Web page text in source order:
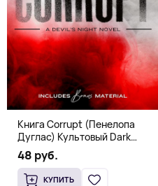
Книга Corrupt (Пенелопа
Дуглас) Культовый Dark
Romance бестселлер (18+)
48 руб.
КУПИТЬ